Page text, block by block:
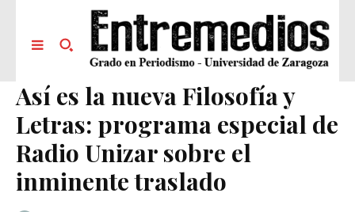
Así es la nueva Filosofía y
Letras: programa especial de
Radio Unizar sobre el
inminente traslado